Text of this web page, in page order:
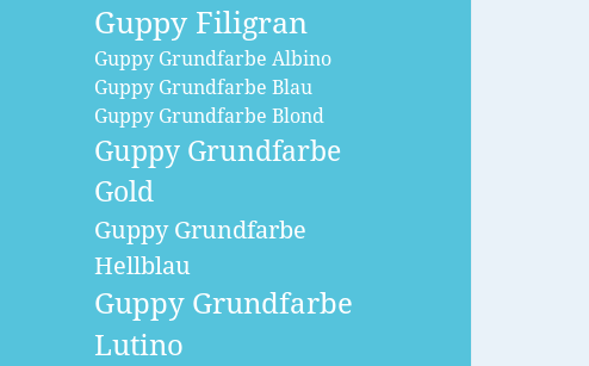
Guppy Filigran
Guppy Grundfarbe Albino
Guppy Grundfarbe Blau
Guppy Grundfarbe Blond
Guppy Grundfarbe
Gold
Guppy Grundfarbe
Hellblau
Guppy Grundfarbe
Lutino